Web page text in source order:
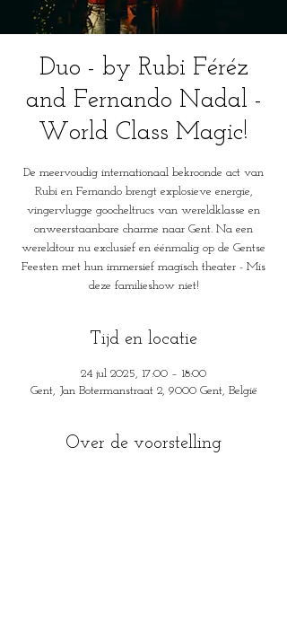
Duo - by Rubi Féréz
and Fernando Nadal -
World Class Magic!
De meervoudig internationaal bekroonde act van
Rubi en Fernando brengt explosieve energie,
vingervlugge goocheltrucs van wereldklasse en
onweerstaanbare charme naar Gent. Na een
wereldtour nu exclusief en éénmalig op de Gentse
Feesten met hun immersief magisch theater - Mis
deze familieshow niet!
Tijd en locatie
24 jul 2025, 17:00 – 18:00
Gent, Jan Botermanstraat 2, 9000 Gent, België
Over de voorstelling